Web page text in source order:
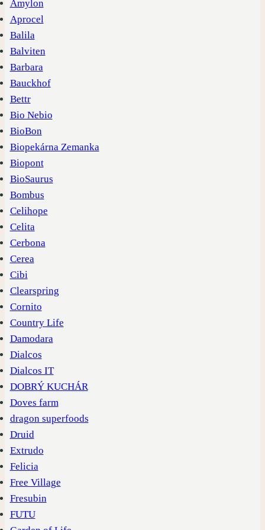
Amylon
Aprocel
Balila
Balviten
Barbara
Bauckhof
Bettr
Bio Nebio
BioBon
Biopekárna Zemanka
Biopont
BioSaurus
Bombus
Celihope
Celita
Cerbona
Cerea
Cibi
Clearspring
Cornito
Country Life
Damodara
Dialcos
Dialcos IT
DOBRÝ KUCHÁR
Doves farm
dragon superfoods
Druid
Extrudo
Felicia
Free Village
Fresubin
FUTU